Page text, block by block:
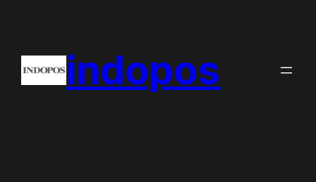
content
indopos